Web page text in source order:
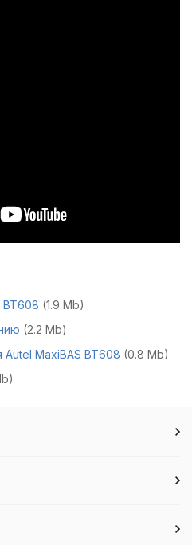
BT608 (1.9 Mb)
(2.2 Mb)
MaxiBAS BT608 (0.8 Mb)